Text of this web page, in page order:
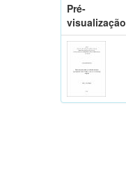
Pré-
visualização